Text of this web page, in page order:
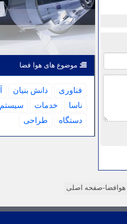
موضوع های هوا فضا
فناوری دانش بنیان
ناسا
خدمات
سیستم
دستگاه
طراحی
هوافضا-صفحه اصلی